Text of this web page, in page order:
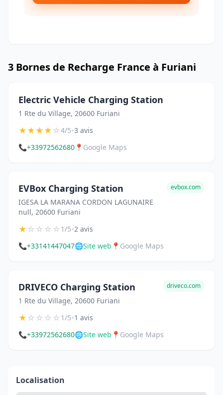
3 Bornes de Recharge France à Furiani
Electric Vehicle Charging Station
1 Rte du Village, 20600 Furiani
★★★★☆4/5•3 avis
📞+33972562680 📍 Google Maps
EVBox Charging Station
IGESA LA MARANA CORDON LAGUNAIRE
null, 20600 Furiani
evbox.com
★☆☆☆☆1/5•2 avis
📞+33141447047🌐Site web 📍 Google Maps
DRIVECO Charging Station
1 Rte du Village, 20600 Furiani
driveco.com
★☆☆☆☆1/5•1 avis
📞+33972562680🌐Site web 📍 Google Maps
Localisation